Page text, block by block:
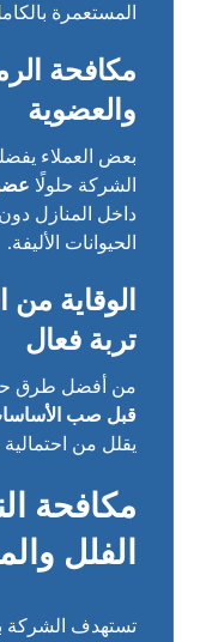
المستعمرة
مكافحة
والعضوية
بعض العملاء
الشركة حلولًا
داخل المنازل
الحيوانات الأليفة.
الوقاية من
تربة فعال
من أفضل طرق
قبل صب
يقلل من
مكافحة
الفلل
تستهدف الشركة